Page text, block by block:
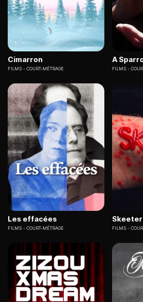
Cimarron
FILMS COURT-MÉTRAGE
A
FILMS
Les effacées
FILMS COURT-MÉTRAGE
Skeeter
FILMS